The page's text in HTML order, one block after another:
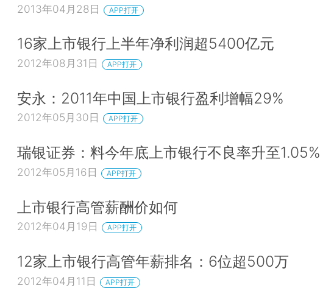
2013年04月28日 APP打开
16家上市银行上半年净利润超5400亿元
2012年08月31日 APP打开
安永：2011年中国上市银行盈利增幅29%
2012年05月30日 APP打开
瑞银证券：料今年底上市银行不良率升至1.05%
2012年05月16日 APP打开
上市银行高管薪酬价如何
2012年04月19日 APP打开
12家上市银行高管年薪排名：6位超500万
2012年04月11日 APP打开